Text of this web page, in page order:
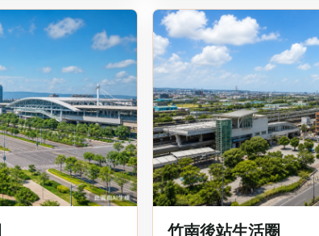
竹南後站生活圈